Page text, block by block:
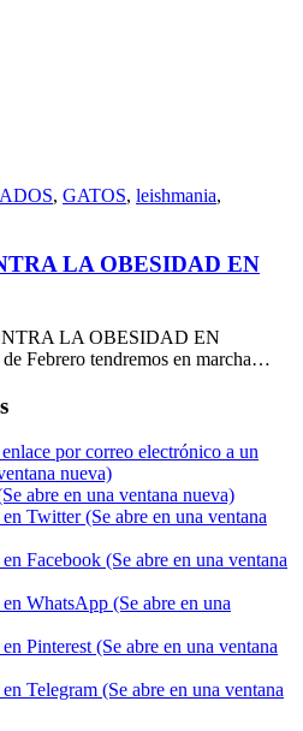
, GATOS, leishmania,
LA OBESIDAD EN
LA OBESIDAD EN
Febrero tendremos en marcha…
por correo electrónico a un
nueva)
abre en una ventana nueva)
Twitter (Se abre en una ventana
Facebook (Se abre en una ventana
WhatsApp (Se abre en una
Pinterest (Se abre en una ventana
Telegram (Se abre en una ventana